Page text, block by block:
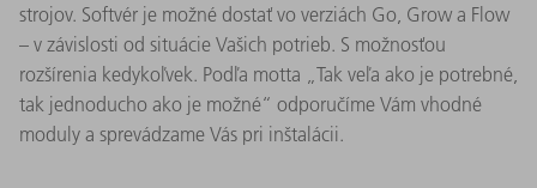
strojov. Softvér je možné dostať vo verziách Go, Grow a Flow
– v závislosti od situácie Vašich potrieb. S možnosťou
rozšírenia kedykoľvek. Podľa motta „Tak veľa ako je potrebné,
tak jednoducho ako je možné“ odporučíme Vám vhodné
moduly a sprevádzame Vás pri inštalácii.